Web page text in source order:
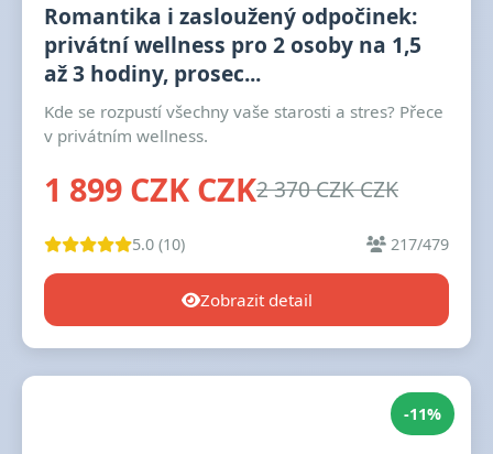
Romantika i zasloužený odpočinek:
privátní wellness pro 2 osoby na 1,5
až 3 hodiny, prosec...
Kde se rozpustí všechny vaše starosti a stres? Přece
v privátním wellness.
1 899 CZK CZK2 370 CZK CZK
5.0 (10) 217/479
Zobrazit detail
-11%